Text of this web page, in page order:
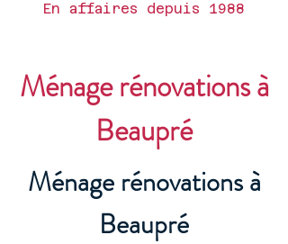
En affaires depuis 1988
Ménage rénovations à
Beaupré
Ménage rénovations à
Beaupré